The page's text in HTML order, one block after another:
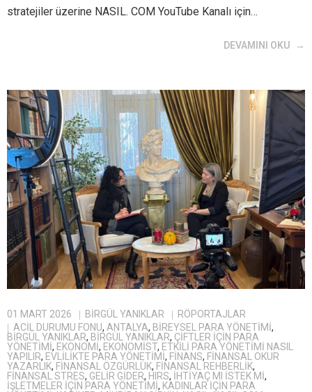
stratejiler üzerine NASIL. COM YouTube Kanalı için…
DEVAMINI OKU
01 MART 2026 BIRGÜL YANIKLAR
RÖPORTAJLAR
ACIL DURUMU FONU, ANTALYA, BIREYSEL PARA YÖNETIMI,
BİRGÜL YANIKLAR, BIRGÜL YANIKLAR, ÇIFTLER IÇIN PARA
YÖNETIMI, EKONOMI, EKONOMIST, ETKILI PARA YÖNETIMI NASIL
YAPILIR, EVLILIKTE PARA YÖNETIMI, FINANS, FINANSAL OKUR
YAZARLIK, FINANSAL ÖZGÜRLÜK, FINANSAL REHBERLIK,
FINANSAL STRES, GELIR GIDER, HIRS, IHTIYAÇ MI ISTEK MI,
IŞLETMELER IÇIN PARA YÖNETIMI, KADINLAR IÇIN PARA